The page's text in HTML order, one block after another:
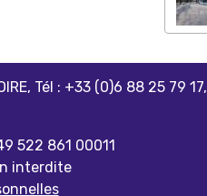
Tél : +33 (0)6 88 25 79 17,
522 861 00011
interdite